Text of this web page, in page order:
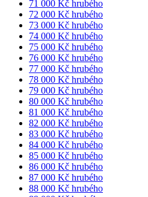
71 000 Kč hrubého
72 000 Kč hrubého
73 000 Kč hrubého
74 000 Kč hrubého
75 000 Kč hrubého
76 000 Kč hrubého
77 000 Kč hrubého
78 000 Kč hrubého
79 000 Kč hrubého
80 000 Kč hrubého
81 000 Kč hrubého
82 000 Kč hrubého
83 000 Kč hrubého
84 000 Kč hrubého
85 000 Kč hrubého
86 000 Kč hrubého
87 000 Kč hrubého
88 000 Kč hrubého